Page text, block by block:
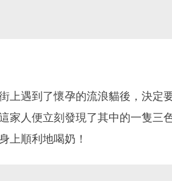
上遇到了懷孕的流浪貓後，決定
家人便立刻發現了其中的一隻三
上順利地喝奶！